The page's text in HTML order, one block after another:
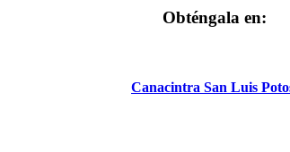
Obténgala en:
Canacintra San Luis